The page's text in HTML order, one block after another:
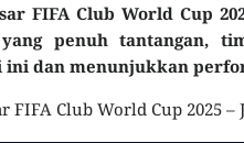
FIFA Club World Cup
penuh tantangan,
dan menunjukkan
FIFA Club World Cup 2025